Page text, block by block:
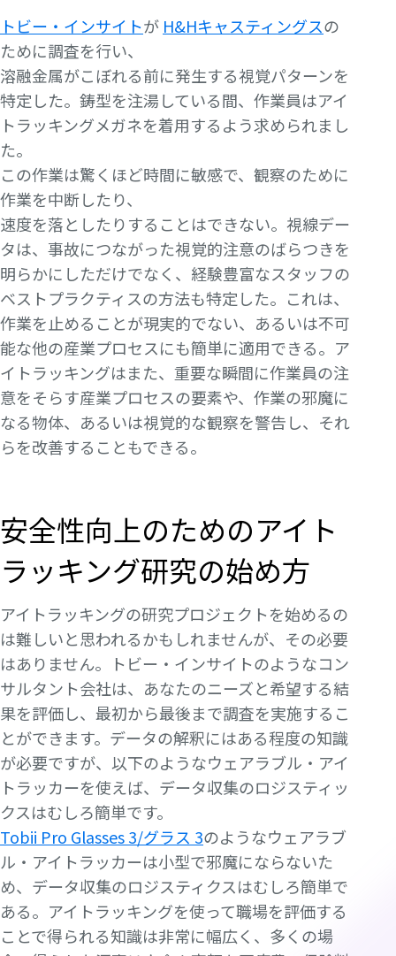
トビー・インサイトが H&Hキャスティングスの
ために調査を行い、
溶融金属がこぼれる前に発生する視覚パターンを
特定した。鋳型を注湯している間、作業員はアイ
トラッキングメガネを着用するよう求められまし
た。
この作業は驚くほど時間に敏感で、観察のために
作業を中断したり、
速度を落としたりすることはできない。視線デー
タは、事故につながった視覚的注意のばらつきを
明らかにしただけでなく、経験豊富なスタッフの
ベストプラクティスの方法も特定した。これは、
作業を止めることが現実的でない、あるいは不可
能な他の産業プロセスにも簡単に適用できる。ア
イトラッキングはまた、重要な瞬間に作業員の注
意をそらす産業プロセスの要素や、作業の邪魔に
なる物体、あるいは視覚的な観察を警告し、それ
らを改善することもできる。
安全性向上のためのアイト
ラッキング研究の始め方
アイトラッキングの研究プロジェクトを始めるの
は難しいと思われるかもしれませんが、その必要
はありません。トビー・インサイトのようなコン
サルタント会社は、あなたのニーズと希望する結
果を評価し、最初から最後まで調査を実施するこ
とができます。データの解釈にはある程度の知識
が必要ですが、以下のようなウェアラブル・アイ
トラッカーを使えば、データ収集のロジスティッ
クスはむしろ簡単です。
Tobii Pro Glasses 3/グラス 3のようなウェアラブ
ル・アイトラッカーは小型で邪魔にならないた
め、データ収集のロジスティクスはむしろ簡単で
ある。アイトラッキングを使って職場を評価する
ことで得られる知識は非常に幅広く、多くの場